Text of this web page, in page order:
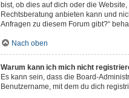
bist, ob dies auf dich oder die
Rechtsberatung anbieten kann und
Anfragen zu diesem Forum gibt?“
Nach oben
Warum kann ich mich nicht
Es kann sein, dass die Board-
Benutzername, mit dem du dich